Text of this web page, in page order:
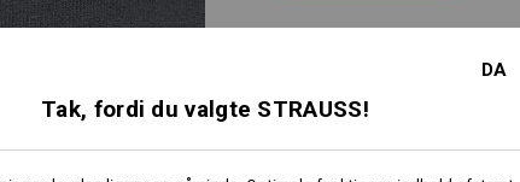
DA
Tak, fordi du valgte STRAUSS!